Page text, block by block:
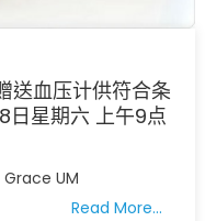
送血压计供符合条
日星期六 上午9点
Grace UM
Read More…